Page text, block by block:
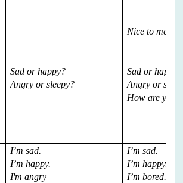
Nice to meet
Sad or happy?
Angry or sleepy?
Sad or happy?
Angry or
How are you
I’m sad.
I’m happy.
I'm angry
I’m sad.
I’m happy.
I’m bored.